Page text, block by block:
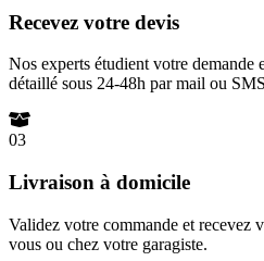
Recevez votre devis
Nos experts étudient votre demande
détaillé sous 24-48h par mail ou
03
Livraison à domicile
Validez votre commande et recevez
vous ou chez votre garagiste.